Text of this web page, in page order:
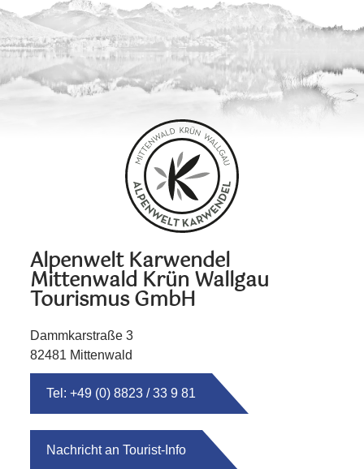
Alpenwelt Karwendel
Mittenwald Krün Wallgau
Tourismus GmbH
Dammkarstraße 3
82481 Mittenwald
Tel: +49 (0) 8823 / 33 9 81
Nachricht an Tourist-Info